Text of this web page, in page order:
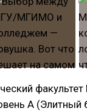
А (Элитный